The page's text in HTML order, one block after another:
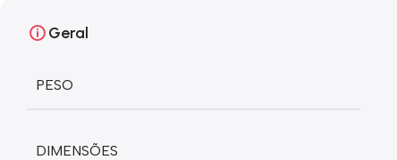
Geral
PESO
DIMENSÕES